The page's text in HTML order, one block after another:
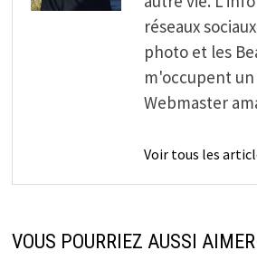
réseaux
photo et les
m'occupent un
Webmaster
Voir tous les
VOUS POURRIEZ AUSSI AIMER